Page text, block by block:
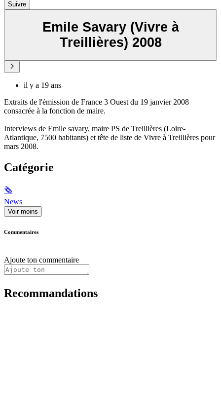
Suivre
Emile Savary (Vivre à
Treillières) 2008
il y a 19 ans
Extraits de l'émission de France 3 Ouest du 19 janvier 2008
consacrée à la fonction de maire.
Interviews de Emile savary, maire PS de Treillières (Loire-
Atlantique, 7500 habitants) et tête de liste de Vivre à Treillières pour
mars 2008.
Catégorie
🗞
News
Voir moins
Commentaires
Ajoute ton commentaire
Recommandations